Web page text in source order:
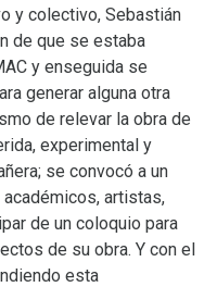
y colectivo, Sebastián
de que se estaba
y enseguida se
generar alguna otra
de relevar la obra de
experimental y
se convocó a un
artistas,
de un coloquio para
de su obra. Y con el
esta